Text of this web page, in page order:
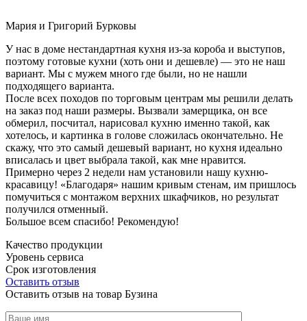
Мария и Григорий Бурковы
У нас в доме нестандартная кухня из-за короба и выступов,
поэтому готовые кухни (хоть они и дешевле) — это не наш
вариант. Мы с мужем много где были, но не нашли
подходящего варианта.
После всех походов по торговым центрам мы решили делать
на заказ под наши размеры. Вызвали замерщика, он все
обмерил, посчитал, нарисовал кухню именно такой, как
хотелось, и картинка в голове сложилась окончательно. Не
скажу, что это самый дешевый вариант, но кухня идеально
вписалась и цвет выбрала такой, как мне нравится.
Примерно через 2 недели нам установили нашу кухню-
красавицу! «Благодаря» нашим кривым стенам, им пришлось
помучиться с монтажом верхних шкафчиков, но результат
получился отменный.
Большое всем спасибо! Рекомендую!
Качество продукции
Уровень сервиса
Срок изготовления
Оставить отзыв
Оставить отзыв на товар Бузина